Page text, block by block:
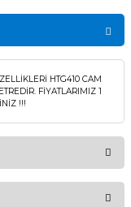
HTG410 CAM
FİYATLARIMIZ 1
!!!